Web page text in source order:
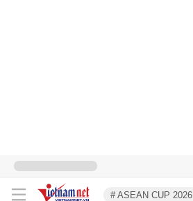
# ASEAN CUP 2026